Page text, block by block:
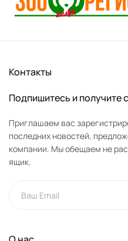
Контакты
Подпишитесь и получите
Приглашаем вас
последних новостей,
компании. Мы обещаем не
ящик.